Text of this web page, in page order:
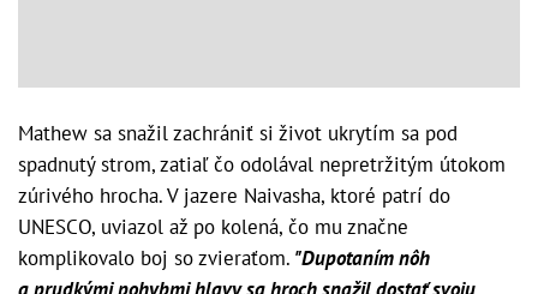
Mathew sa snažil zachrániť si život ukrytím sa pod
spadnutý strom, zatiaľ čo odolával nepretržitým útokom
zúrivého hrocha. V jazere Naivasha, ktoré patrí do
UNESCO, uviazol až po kolená, čo mu značne
komplikovalo boj so zvieraťom. "Dupotaním nôh